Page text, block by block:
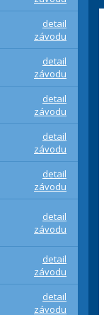
detail
závodu
detail
závodu
detail
závodu
detail
závodu
detail
závodu
detail
závodu
detail
závodu
detail
závodu